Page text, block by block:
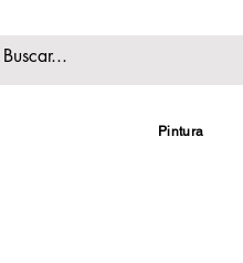
Pintura